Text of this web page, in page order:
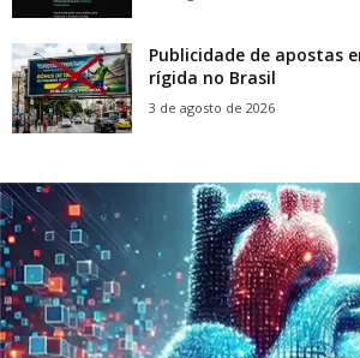
Publicidade de apostas
rígida no Brasil
3 de agosto de 2026